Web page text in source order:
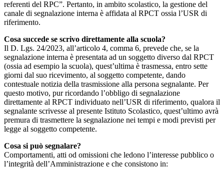
referenti del RPC”. Pertanto, in ambito scolastico, la gestione del
canale di segnalazione interna è affidata al RPCT ossia l’USR di
riferimento.
Cosa succede se scrivo direttamente alla scuola?
Il D. Lgs. 24/2023, all’articolo 4, comma 6, prevede che, se la
segnalazione interna è presentata ad un soggetto diverso dal RPCT
(ossia ad esempio la scuola), quest’ultima è trasmessa, entro sette
giorni dal suo ricevimento, al soggetto competente, dando
contestuale notizia della trasmissione alla persona segnalante. Per
questo motivo, pur ricordando l’obbligo di segnalazione
direttamente al RPCT individuato nell’USR di riferimento, qualora il
segnalante scrivesse al presente Istituto Scolastico, quest’ultimo avrà
premura di trasmettere la segnalazione nei tempi e modi previsti per
legge al soggetto competente.
Cosa si può segnalare?
Comportamenti, atti od omissioni che ledono l’interesse pubblico o
l’integrità dell’Amministrazione e che consistono in: